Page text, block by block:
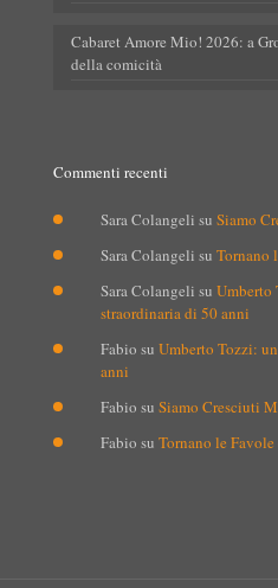
Cabaret Amore Mio! 2026: a
della comicità
Commenti recenti
Sara Colangeli su Siamo
Sara Colangeli su Tornano
Sara Colangeli su Umberto
straordinaria di 50 anni
Fabio su Umberto Tozzi:
anni
Fabio su Siamo Cresciuti
Fabio su Tornano le